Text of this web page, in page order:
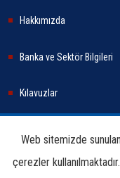
Hakkımızda
Banka ve Sektör Bilgileri
Kılavuzlar
Araştırma ve Yayınlar
Web sitemizde
çerezler